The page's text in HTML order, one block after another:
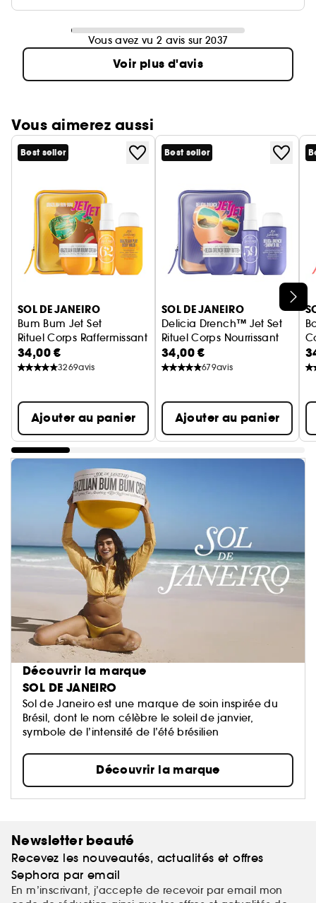
Vous avez vu 2 avis sur 2037
Voir plus d'avis
Vous aimerez aussi
Best seller
SOL DE JANEIRO
Bum Bum Jet Set
Rituel Corps Raffermissant
34,00 €
3269avis
Ajouter au panier
Best seller
SOL DE JANEIRO
Delicia Drench™ Jet Set
Rituel Corps Nourrissant
34,00 €
679avis
Ajouter au panier
Découvrir la marque
SOL DE JANEIRO
Sol de Janeiro est une marque de soin inspirée du
Brésil, dont le nom célèbre le soleil de janvier,
symbole de l’intensité de l’été brésilien
Découvrir la marque
Newsletter beauté
Recevez les nouveautés, actualités et offres
Sephora par email
En m’inscrivant, j’accepte de recevoir par email mon